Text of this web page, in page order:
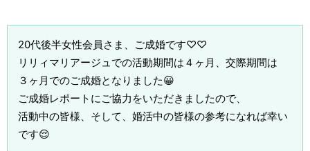
20代後半女性会員さま、ご成婚です♡♡
リリィマリアージュでの活動期間は４ヶ月、交際期間は
３ヶ月でのご成婚となりました😀
ご成婚レポートにご協力をいただきましたので、
活動中の皆様、そして、婚活中の皆様の参考になれば幸い
です😌